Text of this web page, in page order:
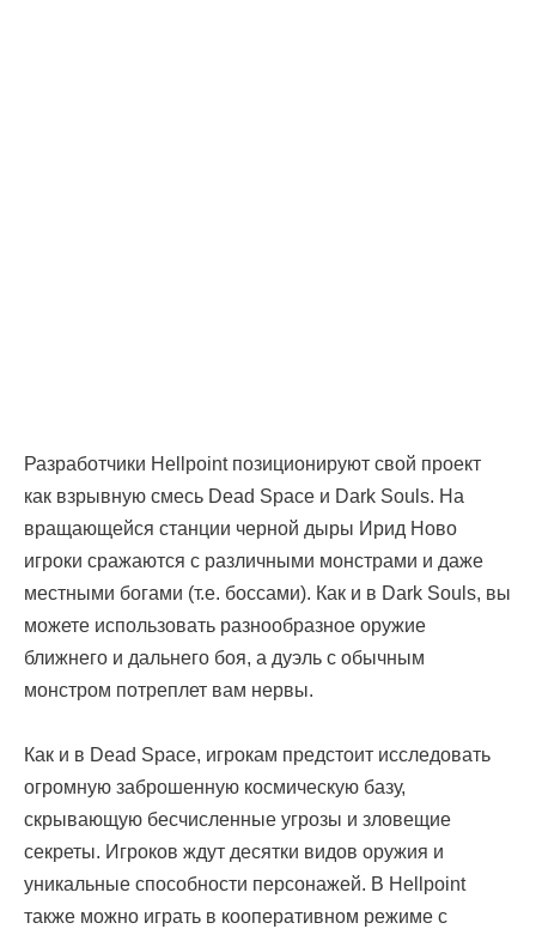
Разработчики Hellpoint позиционируют свой проект
как взрывную смесь Dead Space и Dark Souls. На
вращающейся станции черной дыры Ирид Ново
игроки сражаются с различными монстрами и даже
местными богами (т.е. боссами). Как и в Dark Souls, вы
можете использовать разнообразное оружие
ближнего и дальнего боя, а дуэль с обычным
монстром потреплет вам нервы.
Как и в Dead Space, игрокам предстоит исследовать
огромную заброшенную космическую базу,
скрывающую бесчисленные угрозы и зловещие
секреты. Игроков ждут десятки видов оружия и
уникальные способности персонажей. В Hellpoint
также можно играть в кооперативном режиме с